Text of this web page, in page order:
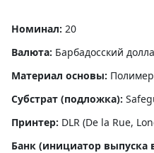
Номинал: 20
Валюта: Барбадосский
Материал основы: Полимер
Субстрат (подложка):
Принтер: DLR (De la Rue,
Банк (инициатор выпуска